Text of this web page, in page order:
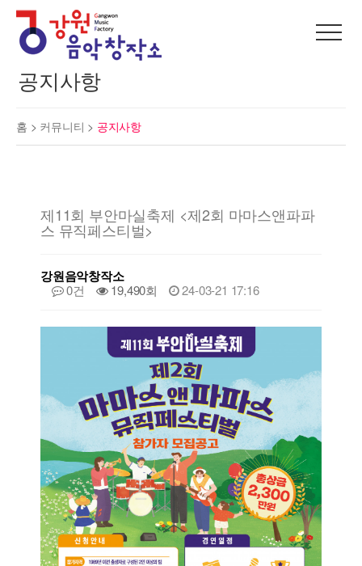
공지사항
홈 > 커뮤니티 > 공지사항
제11회 부안마실축제 <제2회 마마스앤파파
스 뮤직페스티벌>
강원음악창작소
0건 19,490회 24-03-21 17:16